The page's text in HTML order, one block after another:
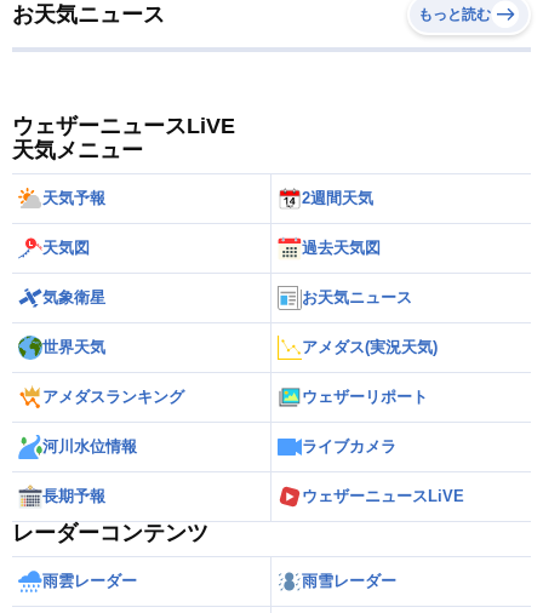
お天気ニュース もっと読む
ウェザーニュースLiVE
天気メニュー
天気予報 2週間天気
天気図 過去天気図
気象衛星 お天気ニュース
世界天気 アメダス(実況天気)
アメダスランキング ウェザーリポート
河川水位情報 ライブカメラ
長期予報 ウェザーニュースLiVE
レーダーコンテンツ
雨雲レーダー 雨雪レーダー